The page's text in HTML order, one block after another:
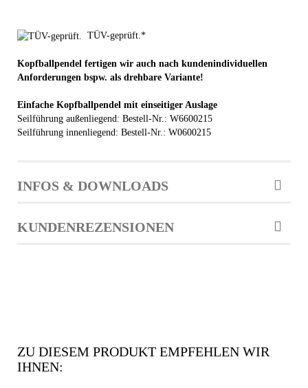
TÜV-geprüft.*
Kopfballpendel fertigen wir auch nach kundenindividuellen
Anforderungen bspw. als drehbare Variante!
Einfache Kopfballpendel mit einseitiger Auslage
Seilführung außenliegend: Bestell-Nr.: W6600215
Seilführung innenliegend: Bestell-Nr.: W0600215
INFOS & DOWNLOADS
KUNDENREZENSIONEN
ZU DIESEM PRODUKT EMPFEHLEN WIR
IHNEN: